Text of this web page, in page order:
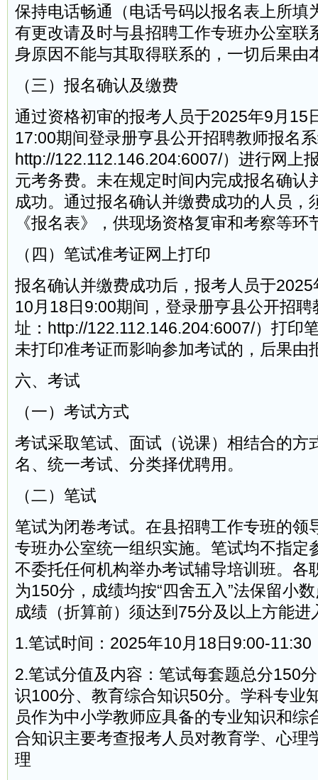
保持电话畅通（电话号码以报名表上所填
有更改请及时与县招聘工作专班办公室联
身原因不能与其取得联系的，一切后果由
（三）报名确认及缴费
通过资格初审的报考人员于2025年9月15
17:00期间登录册亨县公开招聘教师报名
http://122.112.146.204:6007/）进行网上
元考务费。未在规定时间内完成报名确认
成功。通过报名确认并缴费成功的人员，
《报名表》，供现场资格复审和考察等环
（四）笔试准考证网上打印
报名确认并缴费成功后，报考人员于
10月18日9:00期间，登录册亨县公开招
址：http://122.112.146.204:6007/）打印
未打印准考证而影响参加考试的，后果由
六、考试
（一）考试方式
考试采取笔试、面试（说课）相结合的方
名、统一考试、分类择优聘用。
（二）笔试
笔试为闭卷考试。在县招聘工作专班的领
专班办公室统一组织实施。笔试均不指定
不委托任何机构举办考试辅导培训班。各
为150分，成绩均按“四舍五入”法保留小
成绩（折算前）须达到75分及以上方能进
1.笔试时间：2025年10月18日9:00-11:30
2.笔试分值及内容：笔试每套题总分150
识100分、教育综合知识50分。学科专业
员作为中小学教师应具备的专业知识和综
合知识主要考查报考人员对教育学、心理
理